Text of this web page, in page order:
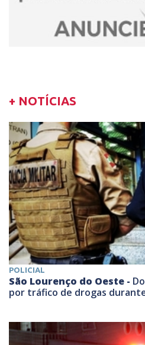
+ NOTÍCIAS
POLICIAL
São Lourenço do Oeste -
por tráfico de drogas